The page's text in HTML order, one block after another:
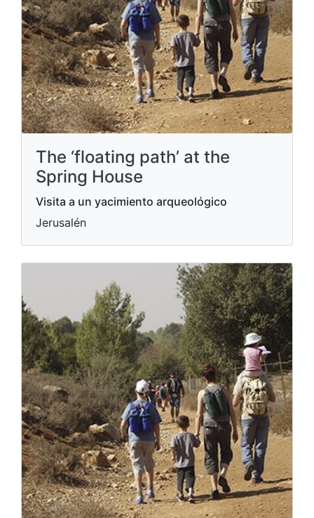
The ‘floating path’ at the
Spring House
Visita a un yacimiento arqueológico
Jerusalén